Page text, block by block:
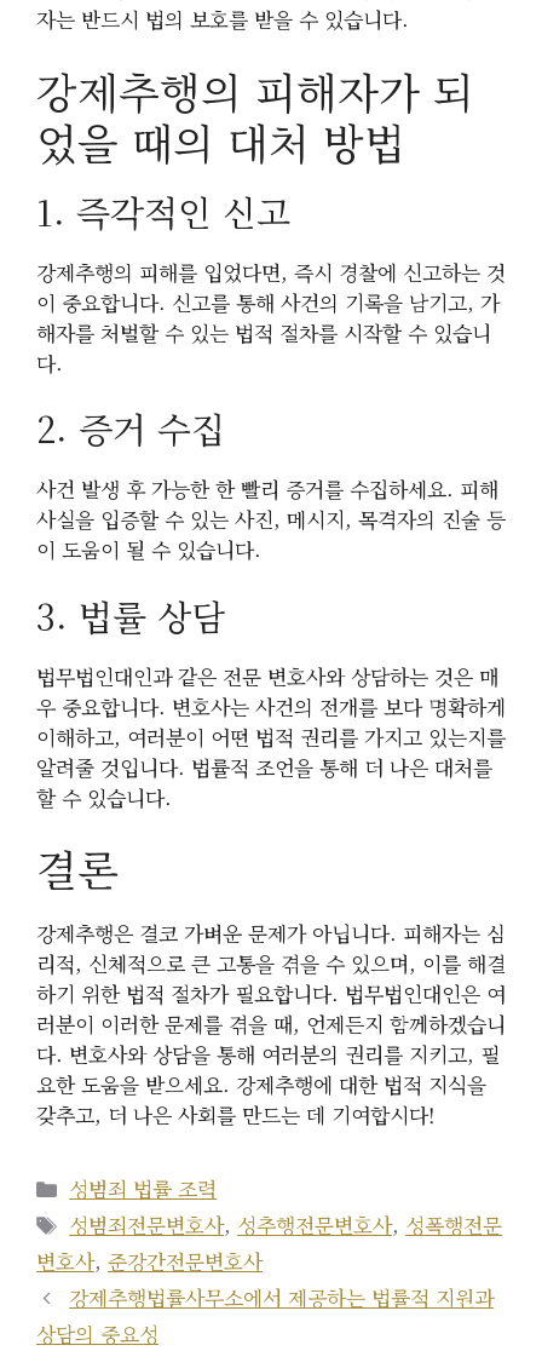
자는 반드시 법의 보호를 받을 수 있습니다.
강제추행의 피해자가 되
었을 때의 대처 방법
1. 즉각적인 신고
강제추행의 피해를 입었다면, 즉시 경찰에 신고하는 것
이 중요합니다. 신고를 통해 사건의 기록을 남기고, 가
해자를 처벌할 수 있는 법적 절차를 시작할 수 있습니
다.
2. 증거 수집
사건 발생 후 가능한 한 빨리 증거를 수집하세요. 피해
사실을 입증할 수 있는 사진, 메시지, 목격자의 진술 등
이 도움이 될 수 있습니다.
3. 법률 상담
법무법인대인과 같은 전문 변호사와 상담하는 것은 매
우 중요합니다. 변호사는 사건의 전개를 보다 명확하게
이해하고, 여러분이 어떤 법적 권리를 가지고 있는지를
알려줄 것입니다. 법률적 조언을 통해 더 나은 대처를
할 수 있습니다.
결론
강제추행은 결코 가벼운 문제가 아닙니다. 피해자는 심
리적, 신체적으로 큰 고통을 겪을 수 있으며, 이를 해결
하기 위한 법적 절차가 필요합니다. 법무법인대인은 여
러분이 이러한 문제를 겪을 때, 언제든지 함께하겠습니
다. 변호사와 상담을 통해 여러분의 권리를 지키고, 필
요한 도움을 받으세요. 강제추행에 대한 법적 지식을
갖추고, 더 나은 사회를 만드는 데 기여합시다!
카
테
고
리
성범죄 법률 조력
태
그
성범죄전문변호사, 성추행전문변호사, 성폭행전문
변호사, 준강간전문변호사
강제추행법률사무소에서 제공하는 법률적 지원과
상담의 중요성